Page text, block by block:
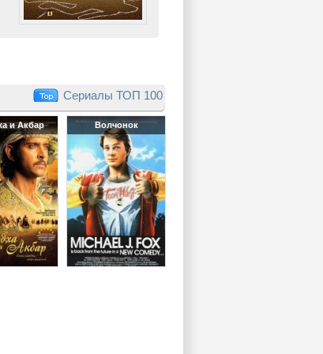
Сериалы ТОП 100
и Акбар Волчонок